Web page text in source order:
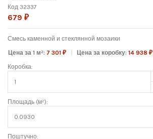
Код 32337
679 ₽
Смесь каменной и стеклянной мозаики
Цена за 1 м²: 7 301 ₽ Цена за коробку:14 938 ₽
Коробка:
Площадь (м²):
Поштучно: